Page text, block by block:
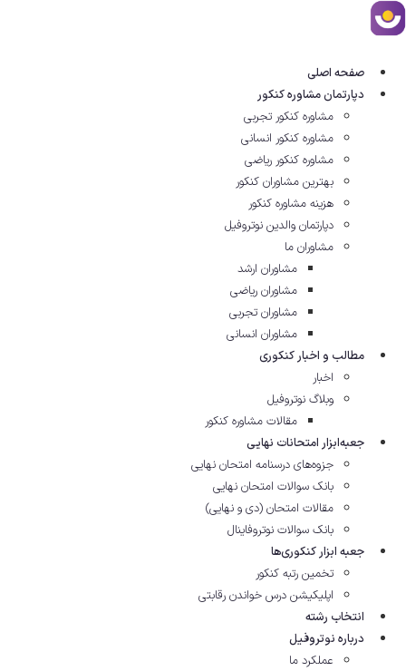
صفحه اصلی
دپارتمان مشاوره کنکور
مشاوره کنکور تجربی
مشاوره کنکور انسانی
مشاوره کنکور ریاضی
بهترین مشاوران کنکور
هزینه مشاوره کنکور
دپارتمان والدین نوتروفیل
مشاوران ما
مشاوران ارشد
مشاوران ریاضی
مشاوران تجربی
مشاوران انسانی
مطالب و اخبار کنکوری
اخبار
وبلاگ نوتروفیل
مقالات مشاوره‌ کنکور
جعبه‌ابزار امتحانات نهایی
جزوه‌های درسنامه امتحان نهایی
بانک سوالات امتحان نهایی
مقالات امتحان (دی و نهایی)
بانک سوالات نوتروفاینال
جعبه ابزار کنکوری‌ها
تخمین رتبه کنکور
اپلیکیشن درس خواندن رقابتی
انتخاب رشته
درباره نوتروفیل
عملکرد ما